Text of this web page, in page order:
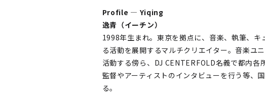
Profile — Yiqing
逸青（イーチン）
1998年生まれ。東京を拠点に、音楽、執筆、
る活動を展開するマルチクリエイター。音楽ユ
活動する傍ら、DJ CENTERFOLD名義で都内
監督やアーティストのインタビューを行う等、
る。